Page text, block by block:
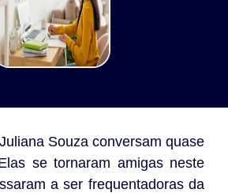
Souza conversam quase
se tornaram amigas neste
a ser frequentadoras da